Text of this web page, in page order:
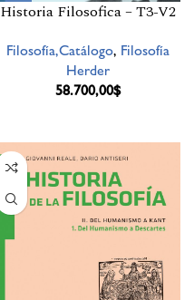
Historia Filosofica – T3-V2
Filosofía,Catálogo, Filosofía
Herder
58.700,00$